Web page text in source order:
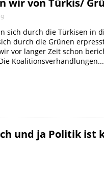
wir von Türkis/
sich durch die Türkisen in
durch die Grünen
vor langer Zeit schon
Koalitionsverhandlungen...
und ja Politik ist